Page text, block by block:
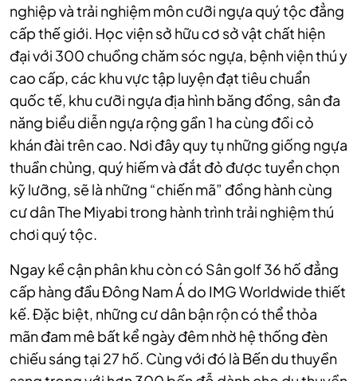
nghiệp và trải nghiệm môn cưỡi ngựa quý tộc đẳng
cấp thế giới. Học viện sở hữu cơ sở vật chất hiện
đại với 300 chuồng chăm sóc ngựa, bệnh viện thú y
cao cấp, các khu vực tập luyện đạt tiêu chuẩn
quốc tế, khu cưỡi ngựa địa hình băng đồng, sân đa
năng biểu diễn ngựa rộng gần 1 ha cùng đồi cỏ
khán đài trên cao. Nơi đây quy tụ những giống ngựa
thuần chủng, quý hiếm và đắt đỏ được tuyển chọn
kỹ lưỡng, sẽ là những “chiến mã” đồng hành cùng
cư dân The Miyabi trong hành trình trải nghiệm thú
chơi quý tộc.
Ngay kề cận phân khu còn có Sân golf 36 hố đẳng
cấp hàng đầu Đông Nam Á do IMG Worldwide thiết
kế. Đặc biệt, những cư dân bận rộn có thể thỏa
mãn đam mê bất kể ngày đêm nhờ hệ thống đèn
chiếu sáng tại 27 hố. Cùng với đó là Bến du thuyền